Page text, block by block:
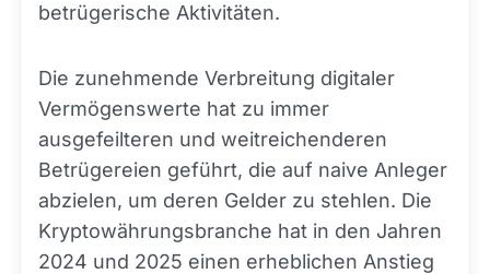
betrügerische Aktivitäten.
Die zunehmende Verbreitung digitaler
Vermögenswerte hat zu immer
ausgefeilteren und weitreichenderen
Betrügereien geführt, die auf naive Anleger
abzielen, um deren Gelder zu stehlen. Die
Kryptowährungsbranche hat in den Jahren
2024 und 2025 einen erheblichen Anstieg